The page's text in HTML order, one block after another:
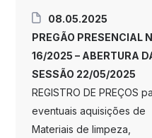
08.05.2025
PREGÃO PRESENCIAL
16/2025 – ABERTURA
SESSÃO 22/05/2025
REGISTRO DE PREÇOS
eventuais aquisições de
Materiais de limpeza,